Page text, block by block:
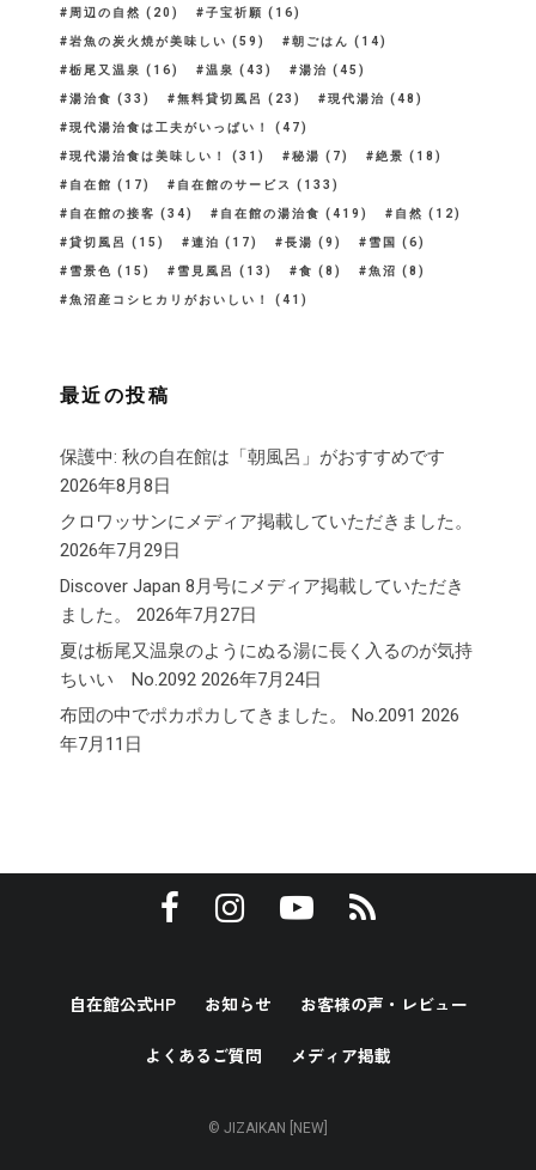
周辺の自然 (20) 子宝祈願 (16)
岩魚の炭火焼が美味しい (59) 朝ごはん (14)
栃尾又温泉 (16) 温泉 (43) 湯治 (45)
湯治食 (33) 無料貸切風呂 (23) 現代湯治 (48)
現代湯治食は工夫がいっぱい！ (47)
現代湯治食は美味しい！ (31) 秘湯 (7) 絶景 (18)
自在館 (17) 自在館のサービス (133)
自在館の接客 (34) 自在館の湯治食 (419) 自然 (12)
貸切風呂 (15) 連泊 (17) 長湯 (9) 雪国 (6)
雪景色 (15) 雪見風呂 (13) 食 (8) 魚沼 (8)
魚沼産コシヒカリがおいしい！ (41)
最近の投稿
保護中: 秋の自在館は「朝風呂」がおすすめです
2026年8月8日
クロワッサンにメディア掲載していただきました。
2026年7月29日
Discover Japan 8月号にメディア掲載していただき
ました。
2026年7月27日
夏は栃尾又温泉のようにぬる湯に長く入るのが気持
ちいい No.2092 2026年7月24日
布団の中でポカポカしてきました。 No.2091 2026
年7月11日
自在館公式HP お知らせ お客様の声・レビュー
よくあるご質問 メディア掲載
© JIZAIKAN [NEW]